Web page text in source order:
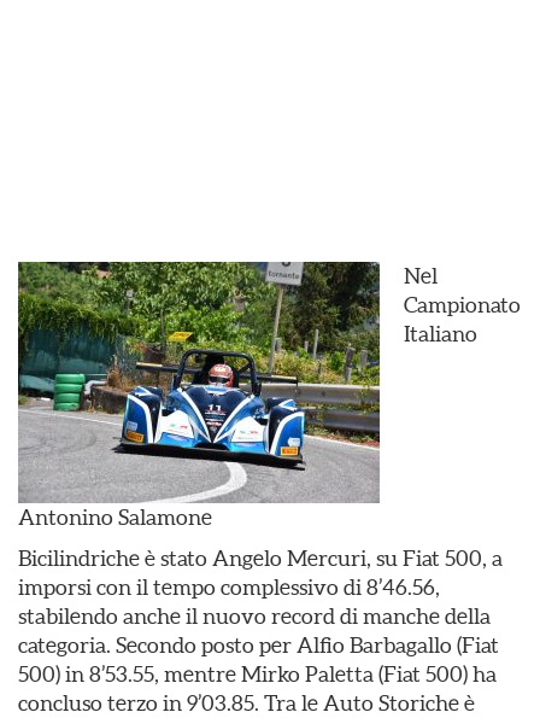
Antonino Salamone
Nel
Campionato
Italiano
Bicilindriche è stato Angelo Mercuri, su Fiat 500, a
imporsi con il tempo complessivo di 8’46.56,
stabilendo anche il nuovo record di manche della
categoria. Secondo posto per Alfio Barbagallo (Fiat
500) in 8’53.55, mentre Mirko Paletta (Fiat 500) ha
concluso terzo in 9’03.85. Tra le Auto Storiche è